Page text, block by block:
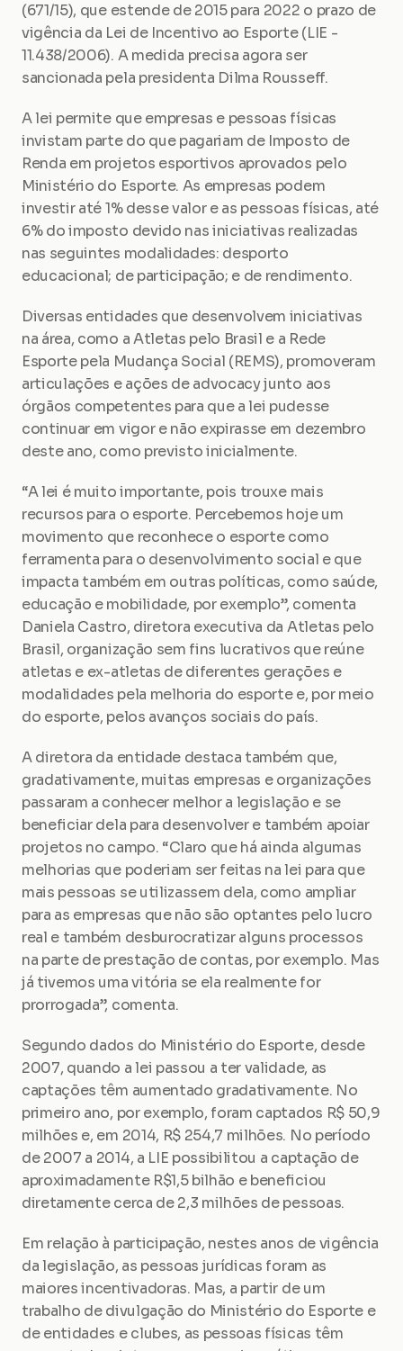
(671/15), que estende de 2015 para 2022 o prazo de
vigência da Lei de Incentivo ao Esporte (LIE -
11.438/2006). A medida precisa agora ser
sancionada pela presidenta Dilma Rousseff.
A lei permite que empresas e pessoas físicas
invistam parte do que pagariam de Imposto de
Renda em projetos esportivos aprovados pelo
Ministério do Esporte. As empresas podem
investir até 1% desse valor e as pessoas físicas, até
6% do imposto devido nas iniciativas realizadas
nas seguintes modalidades: desporto
educacional; de participação; e de rendimento.
Diversas entidades que desenvolvem iniciativas
na área, como a Atletas pelo Brasil e a Rede
Esporte pela Mudança Social (REMS), promoveram
articulações e ações de advocacy junto aos
órgãos competentes para que a lei pudesse
continuar em vigor e não expirasse em dezembro
deste ano, como previsto inicialmente.
“A lei é muito importante, pois trouxe mais
recursos para o esporte. Percebemos hoje um
movimento que reconhece o esporte como
ferramenta para o desenvolvimento social e que
impacta também em outras políticas, como saúde,
educação e mobilidade, por exemplo”, comenta
Daniela Castro, diretora executiva da Atletas pelo
Brasil, organização sem fins lucrativos que reúne
atletas e ex-atletas de diferentes gerações e
modalidades pela melhoria do esporte e, por meio
do esporte, pelos avanços sociais do país.
A diretora da entidade destaca também que,
gradativamente, muitas empresas e organizações
passaram a conhecer melhor a legislação e se
beneficiar dela para desenvolver e também apoiar
projetos no campo. “Claro que há ainda algumas
melhorias que poderiam ser feitas na lei para que
mais pessoas se utilizassem dela, como ampliar
para as empresas que não são optantes pelo lucro
real e também desburocratizar alguns processos
na parte de prestação de contas, por exemplo. Mas
já tivemos uma vitória se ela realmente for
prorrogada”, comenta.
Segundo dados do Ministério do Esporte, desde
2007, quando a lei passou a ter validade, as
captações têm aumentado gradativamente. No
primeiro ano, por exemplo, foram captados R$ 50,9
milhões e, em 2014, R$ 254,7 milhões. No período
de 2007 a 2014, a LIE possibilitou a captação de
aproximadamente R$1,5 bilhão e beneficiou
diretamente cerca de 2,3 milhões de pessoas.
Em relação à participação, nestes anos de vigência
da legislação, as pessoas jurídicas foram as
maiores incentivadoras. Mas, a partir de um
trabalho de divulgação do Ministério do Esporte e
de entidades e clubes, as pessoas físicas têm